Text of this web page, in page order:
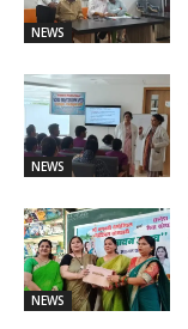
NEWS
NEWS
NEWS